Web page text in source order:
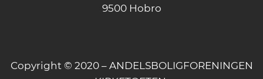
9500 Hobro
Copyright © 2020 – ANDELSBOLIGFORENINGEN